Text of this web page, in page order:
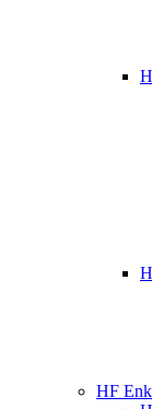
HF